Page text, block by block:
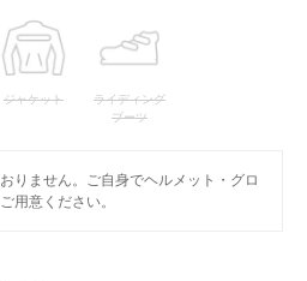
ジャケット
ライディング
ブーツ
りません。ご自身でヘルメット・グロ
用意ください。